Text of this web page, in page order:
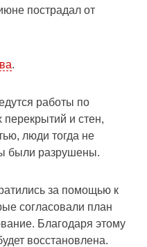
пострадал от
.
работы по
и стен,
люди тогда не
были разрушены.
за помощью к
согласовали план
Благодаря этому
восстановлена.